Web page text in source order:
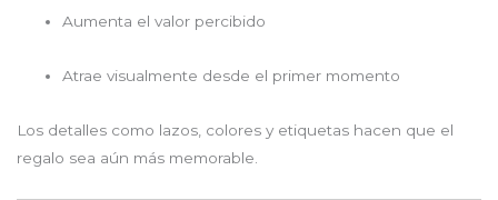
Aumenta el valor percibido
Atrae visualmente desde el primer momento
Los detalles como lazos, colores y etiquetas hacen que el
regalo sea aún más memorable.